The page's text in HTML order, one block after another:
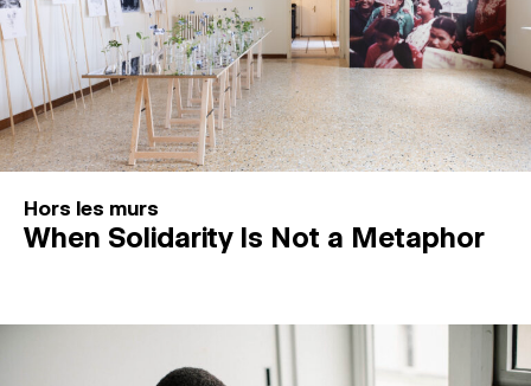
Hors les murs
When Solidarity Is Not a Metaphor